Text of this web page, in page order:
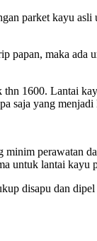
parket kayu
papan, maka
thn 1600. Lantai
saja yang
perawatan
untuk lantai kayu
disapu dan